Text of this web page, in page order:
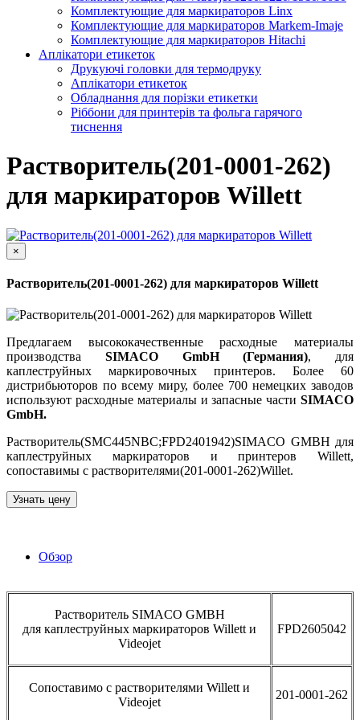
Комплектующие для маркираторов Linx
Комплектующие для маркираторов Markem-Imaje
Комплектующие для маркираторов Hitachi
Аплікатори етикеток
Друкуючі головки для термодруку
Аплікатори етикеток
Обладнання для порізки етикетки
Ріббони для принтерів та фольга гарячого
тиснення
Растворитель(201-0001-262)
для маркираторов Willett
×
Растворитель(201-0001-262) для маркираторов Willett
Предлагаем высококачественные расходные материалы
производства SIMACO GmbH (Германия), для
каплеструйных маркировочных принтеров. Более 60
дистрибьюторов по всему миру, более 700 немецких заводов
используют расходные материалы и запасные части SIMACO
GmbH.
Растворитель(SMC445NBC;FPD2401942)SIMACO GMBH для
каплеструйных маркираторов и принтеров Willett,
сопоставимы с растворителями(201-0001-262)Willet.
Узнать цену
Обзор
Растворитель SIMACO GMBH
для каплеструйных маркираторов Willett и
Videojet
FPD2605042
Сопоставимо с растворителями Willett и
Videojet
201-0001-262